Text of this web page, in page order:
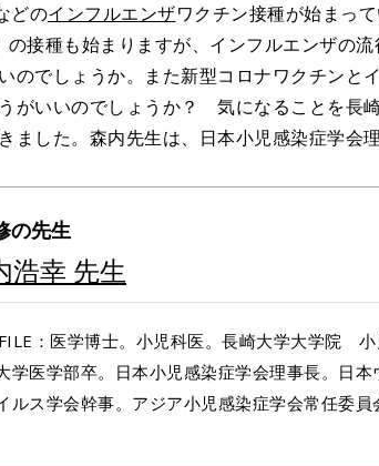
どのインフルエンザワクチン接種が始まっ
の接種も始まりますが、インフルエンザの
のでしょうか。また新型コロナワクチンと
がいいのでしょうか？ 気になることを長
した。森内先生は、日本小児感染症学会理
の先生
浩幸 先生
：医学博士。小児科医。長崎大学大学院 小
学医学部卒。日本小児感染症学会理事長。日
ルス学会幹事。アジア小児感染症学会常任委員